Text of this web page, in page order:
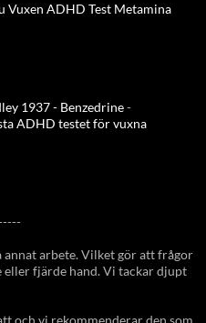
Vuxen ADHD Test Metamina
1937 - Benzedrine-
ADHD testet för vuxna
arbete. Vilket gör att frågor
fjärde hand. Vi tackar djupt